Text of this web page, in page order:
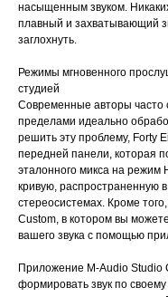
насыщенным звуком.
плавный и захватывающий
заглохнуть.
Режимы мгновенного
студией
Современные авторы часто
пределами идеально
решить эту проблему, Forty
передней панели, которая
эталонного микса на режим
кривую, распространенную
стереосистемах. Кроме
Custom, в котором вы
вашего звука с помощью
Приложение M-Audio Studio
формировать звук по